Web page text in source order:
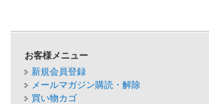
お客様メニュー
新規会員登録
メールマガジン購読・解除
買い物カゴ